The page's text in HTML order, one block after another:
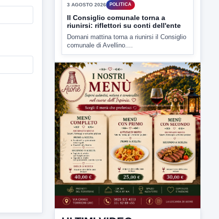
▶
3 AGOSTO 2026 POLITICA
Il Consiglio comunale torna a
riunirsi: riflettori su conti dell'ente
Domani mattina torna a riunirsi il Consiglio
comunale di Avellino....